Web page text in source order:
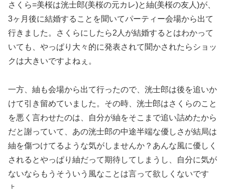
さくら=美桜は洸士郎(美桜の元カレ)と紬(美桜の友人)が、
3ヶ月後に結婚することを聞いてパーティー会場から出て
行きました。さくらにしたら2人が結婚するとはわかって
いても、やっぱり大々的に発表されて聞かされたらショッ
クは大きいですよねぇ。
一方、紬も会場から出て行ったので、洸士郎は後を追いか
けて引き留めていました。その時、洸士郎はさくらのこと
を悪く言わせたのは、自分が紬をそこまで追い詰めたから
だと謝っていて、あの洸士郎の中途半端な優しさが結局は
紬を傷つけてるような気がしませんか？あんな風に優しく
されるとやっぱり紬だって期待してしまうし、自分に気が
ないならもうそういう風なことは言って欲しくないです